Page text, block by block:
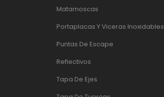
Matamoscas
Portaplacas Y Viceras Inoxidables
Puntas De Escape
Reflectivos
Tapa De Ejes